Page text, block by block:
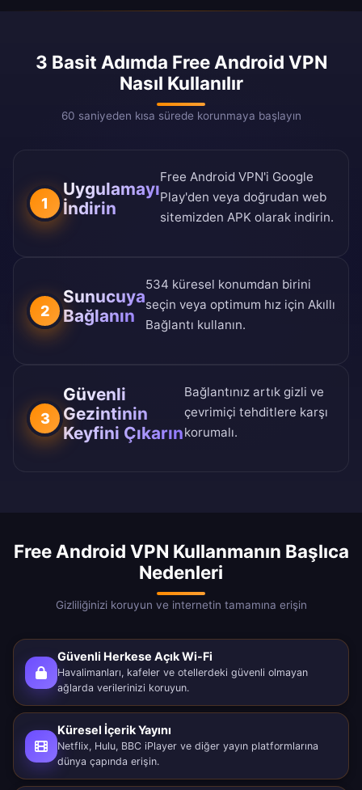
3 Basit Adımda Free Android VPN
Nasıl Kullanılır
60 saniyeden kısa sürede korunmaya başlayın
1
Uygulamayı
İndirin
Free Android VPN'i Google
Play'den veya doğrudan web
sitemizden APK olarak indirin.
2
Sunucuya
Bağlanın
534 küresel konumdan birini
seçin veya optimum hız için Akıllı
Bağlantı kullanın.
3
Güvenli
Gezintinin
Keyfini Çıkarın
Bağlantınız artık gizli ve
çevrimiçi tehditlere karşı
korumalı.
Free Android VPN Kullanmanın Başlıca
Nedenleri
Gizliliğinizi koruyun ve internetin tamamına erişin
Güvenli Herkese Açık Wi-Fi
Havalimanları, kafeler ve otellerdeki güvenli olmayan
ağlarda verilerinizi koruyun.
Küresel İçerik Yayını
Netflix, Hulu, BBC iPlayer ve diğer yayın platformlarına
dünya çapında erişin.